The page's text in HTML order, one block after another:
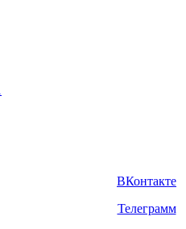
ВКонтакте
Телеграмм